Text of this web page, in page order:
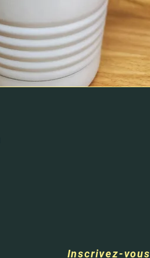
Inscrivez-